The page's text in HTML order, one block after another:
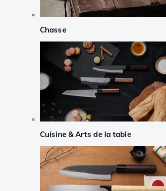
Chasse
Cuisine & Arts de la table